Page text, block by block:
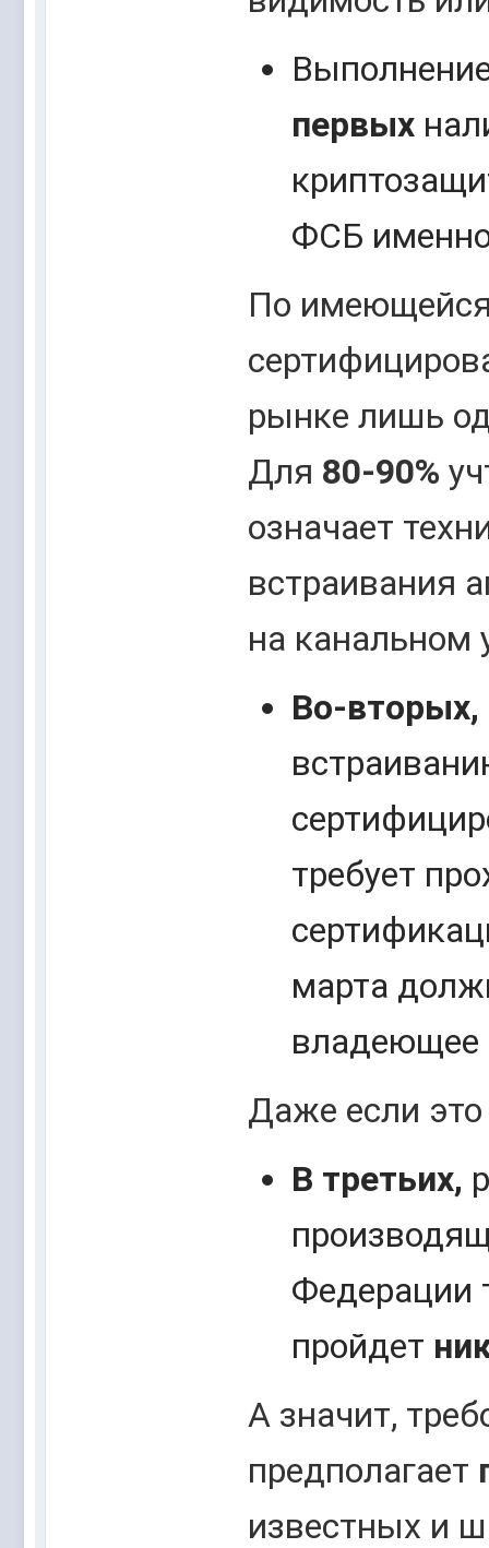
первых
ФСБ
По
рынке лишь
Для 80-90%
означает
встраивания
на канальном
Во-вторых,
требует
марта
владеющее
Даже если
В третьих,
Федерации
пройдет
А значит,
предполагает
известных и